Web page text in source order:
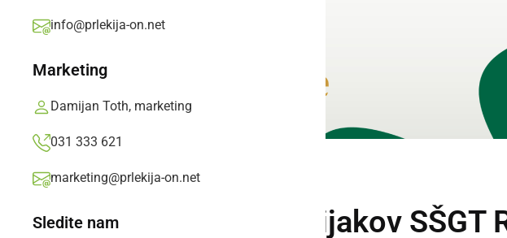
info@prlekija-on.net
Marketing
Damijan Toth, marketing
031 333 621
marketing@prlekija-on.net
Sledite nam
KULTURA IN IZOBRAŽEVANJE
Izjemen uspeh dijakov SŠGT